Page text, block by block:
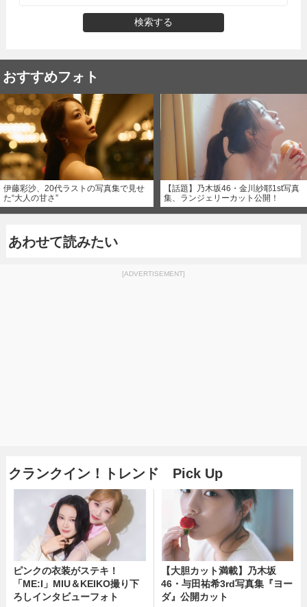
検索する
おすすめフォト
伊藤彩沙、20代ラストの写真集で見せ
た“大人の甘さ”
【話題】乃木坂46・金川紗耶1st写真
集、ランジェリーカット公開！
あわせて読みたい
[ADVERTISEMENT]
クランクイン！トレンド Pick Up
ピンクの衣装がステキ！
「ME:I」MIU＆KEIKO撮り下
ろしインタビューフォト
【大胆カット満載】乃木坂
46・与田祐希3rd写真集『ヨー
ダ』公開カット